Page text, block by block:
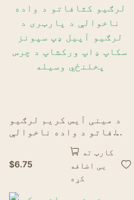
د غوسټ رستورانتونه
د مینی آیس کریم لرګیو
کثافاتو د واده ناخوالې
د پارټری د لرګیو آپیل
ډپ سپونز سکاپ ډاپ
ورکشاپ د چرس پخلنځي
$6.75
کارټ ته
یی اضافه
کړه